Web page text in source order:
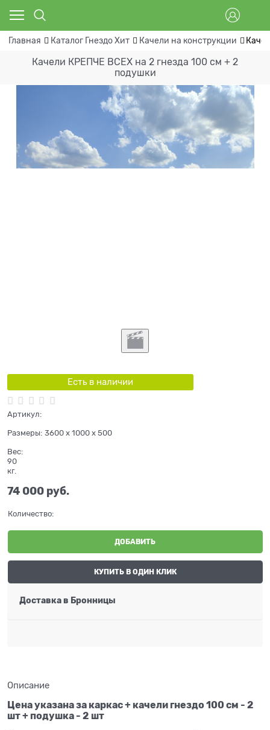
Главная Каталог Гнездо Хит Качели на конструкции
Качели КРЕПЧЕ ВСЕХ на 2 гнезда 100 см + 2
подушки
Есть в наличии
Артикул:
Размеры: 3600 x 1000 x 500
Вес:
90
кг.
74 000 руб.
Количество:
ДОБАВИТЬ
КУПИТЬ В ОДИН КЛИК
Доставка в Бронницы
Описание
Цена указана за каркас + качели гнездо 100 см - 2
шт + подушка - 2 шт